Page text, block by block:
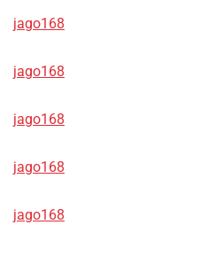
jago168
jago168
jago168
jago168
jago168